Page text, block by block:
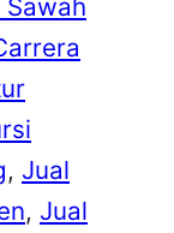
, Jual
, Jual